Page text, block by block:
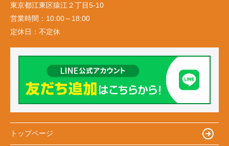
東京都江東区猿江２丁目5-10
営業時間： 10:00～18:00
定休日： 不定休
トップページ